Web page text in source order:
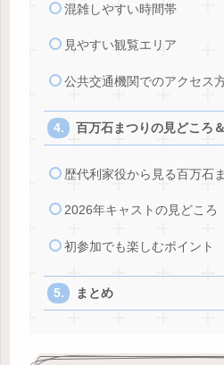
混雑しやすい時間帯
見やすい観覧エリア
公共交通機関でのアクセス
百万石まつりの見どころ
歴代利家役から見る百万石
2026年キャストの見どころ
初参加でも楽しむポイント
まとめ